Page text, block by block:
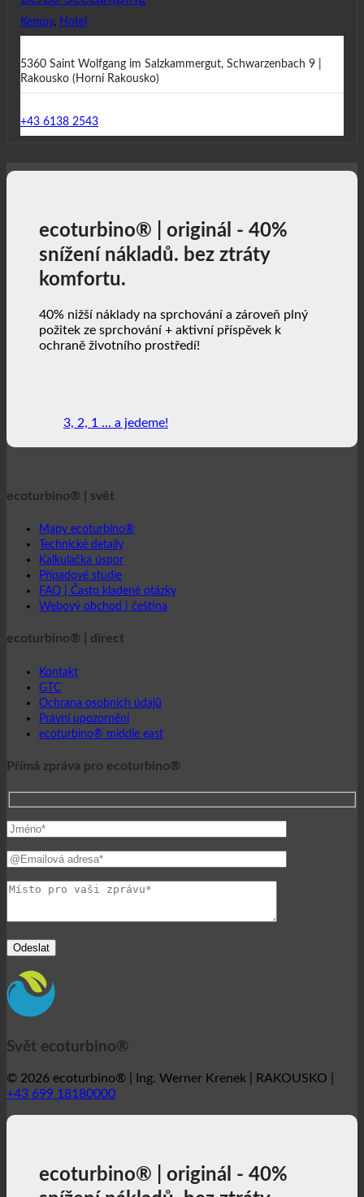
Kempy, Hotel
5360 Saint Wolfgang im Salzkammergut, Schwarzenbach 9 |
Rakousko (Horní Rakousko)
+43 6138 2543
ecoturbino® | originál - 40%
snížení nákladů. bez ztráty
komfortu.
40% nižší náklady na sprchování a zároveň plný
požitek ze sprchování + aktivní příspěvek k
ochraně životního prostředí!
3, 2, 1 ... a jedeme!
ecoturbino® | svět
Mapy ecoturbino®
Technické detaily
Kalkulačka úspor
Případové studie
FAQ | Často kladené otázky
Webový obchod | čeština
ecoturbino® | direct
Kontakt
GTC
Ochrana osobních údajů
Právní upozornění
ecoturbino® middle east
Přímá zpráva pro ecoturbino®
Svět ecoturbino®
© 2026 ecoturbino® | Ing. Werner Krenek | RAKOUSKO |
+43 699 18180000
ecoturbino® | originál - 40%